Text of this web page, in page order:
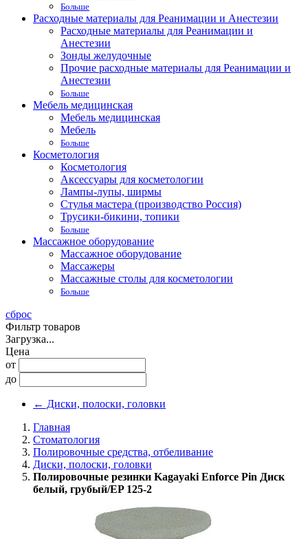
Больше
Расходные материалы для Реанимации и Анестезии
Расходные материалы для Реанимации и
Анестезии
Зонды желудочные
Прочие расходные материалы для Реанимации и
Анестезии
Больше
Мебель медицинская
Мебель медицинская
Мебель
Больше
Косметология
Косметология
Аксессуары для косметологии
Лампы-лупы, ширмы
Стулья мастера (производство Россия)
Трусики-бикини, топики
Больше
Массажное оборудование
Массажное оборудование
Массажеры
Массажные столы для косметологии
Больше
сброс
Фильтр товаров
Загрузка...
Цена
от
до
← Диски, полоски, головки
Главная
Стоматология
Полировочные средства, отбеливание
Диски, полоски, головки
Полировочные резинки Kagayaki Enforce Pin Диск
белый, грубый/EP 125-2